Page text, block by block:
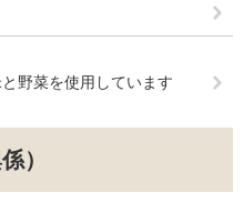
野菜を使用しています
）